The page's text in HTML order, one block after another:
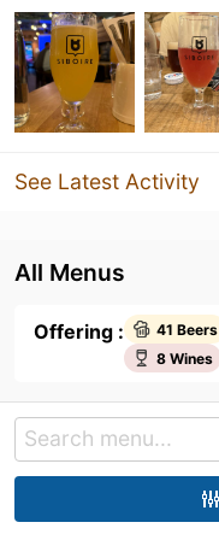
See Latest Activity
All Menus
Offering : 41 Beers
8 Wines